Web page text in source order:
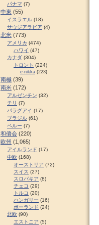
パナマ (7)
中東 (55)
イスラエル (18)
サウジアラビア (4)
北米 (773)
アメリカ (474)
ハワイ (47)
カナダ (304)
トロント (224)
e-nikka (223)
南極 (39)
南米 (172)
アルゼンチン (32)
チリ (7)
パラグアイ (17)
ブラジル (61)
ペルー (7)
和僑会 (220)
欧州 (1,065)
アイルランド (17)
中欧 (168)
オーストリア (72)
スイス (27)
スロパキア (8)
チェコ (29)
トルコ (20)
ハンガリー (16)
ポーランド (24)
北欧 (90)
エストニア (5)